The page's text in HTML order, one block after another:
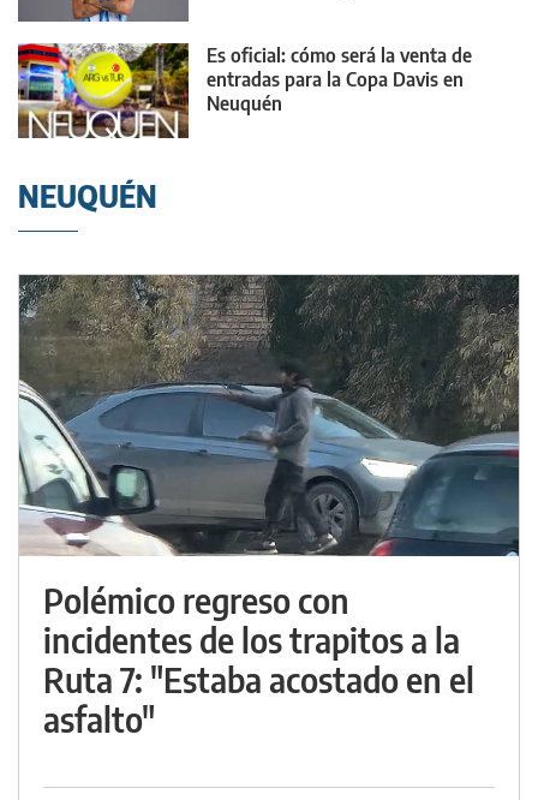
Es oficial: cómo será la venta de
entradas para la Copa Davis en
Neuquén
NEUQUÉN
Polémico regreso con
incidentes de los trapitos a la
Ruta 7: "Estaba acostado en el
asfalto"